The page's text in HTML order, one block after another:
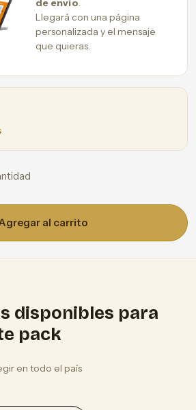
de envío.
Llegará con una página
personalizada y el mensaje
que quieras.
al carrito
disponibles para
pack
en todo el país